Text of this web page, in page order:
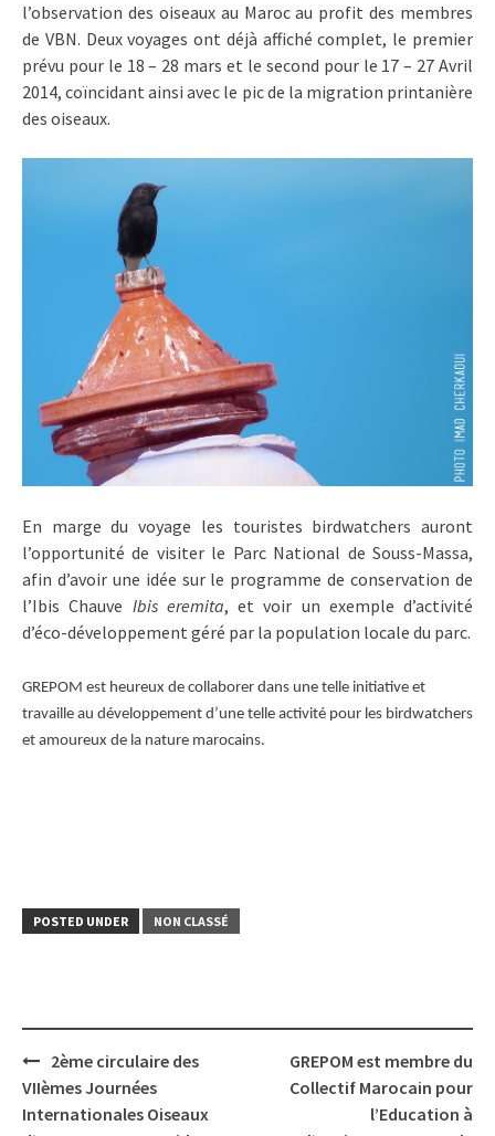
l’observation des oiseaux au Maroc au profit des membres
de VBN. Deux voyages ont déjà affiché complet, le premier
prévu pour le 18 – 28 mars et le second pour le 17 – 27 Avril
2014, coïncidant ainsi avec le pic de la migration printanière
des oiseaux.
En marge du voyage les touristes birdwatchers auront
l’opportunité de visiter le Parc National de Souss-Massa,
afin d’avoir une idée sur le programme de conservation de
l’Ibis Chauve Ibis eremita, et voir un exemple d’activité
d’éco-développement géré par la population locale du parc.
GREPOM est heureux de collaborer dans une telle initiative et
travaille au développement d’une telle activité pour les birdwatchers
et amoureux de la nature marocains.
POSTED UNDER NON CLASSÉ
Post
navigation
2ème circulaire des
VIIèmes Journées
Internationales Oiseaux
GREPOM est membre du
Collectif Marocain pour
l’Education à